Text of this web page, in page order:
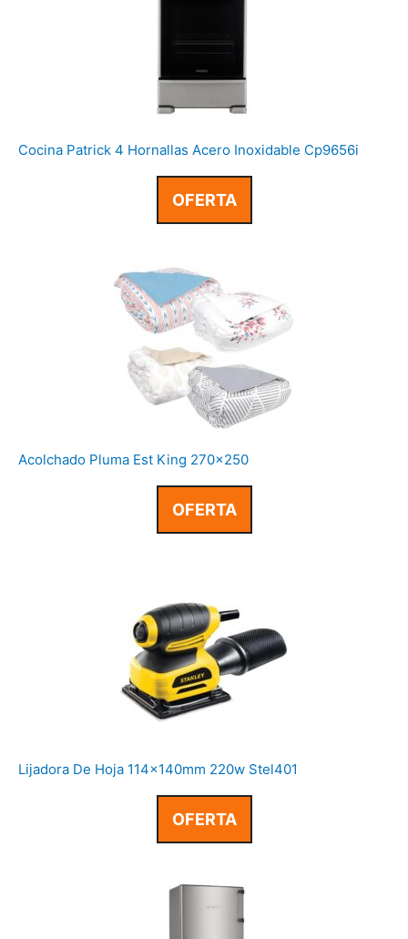
Cocina Patrick 4 Hornallas Acero Inoxidable Cp9656i
OFERTA
Acolchado Pluma Est King 270×250
OFERTA
Lijadora De Hoja 114x140mm 220w Stel401
OFERTA